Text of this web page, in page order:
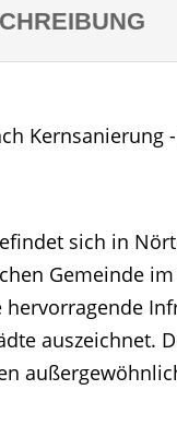
Kernsanierung
sich in
Gemeinde
hervorragende
auszeichnet.